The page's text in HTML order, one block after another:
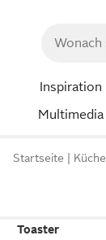
Inspiration
Multimedia
Startseite Küche
Toaster